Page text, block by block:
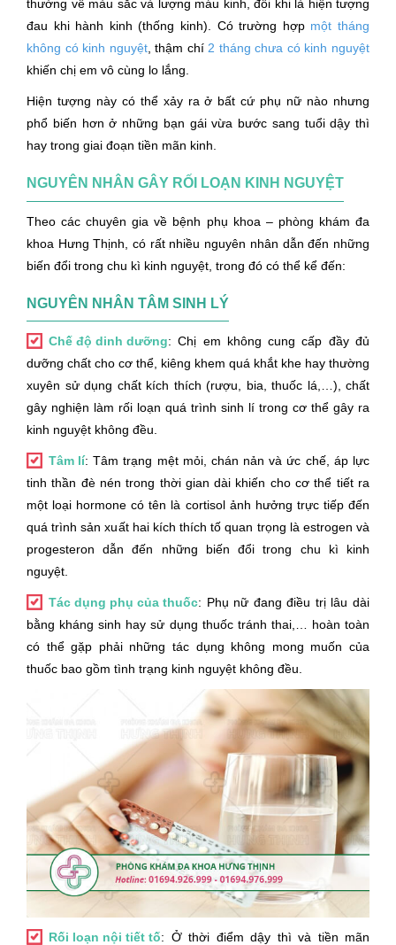
thường về màu sắc và lượng máu kinh, đôi khi là hiện tượng
đau khi hành kinh (thống kinh). Có trường hợp một tháng
không có kinh nguyệt, thậm chí 2 tháng chưa có kinh nguyệt
khiến chị em vô cùng lo lắng.
Hiện tượng này có thể xảy ra ở bất cứ phụ nữ nào nhưng
phổ biến hơn ở những bạn gái vừa bước sang tuổi dậy thì
hay trong giai đoạn tiền mãn kinh.
NGUYÊN NHÂN GÂY RỐI LOẠN KINH NGUYỆT
Theo các chuyên gia về bệnh phụ khoa – phòng khám đa
khoa Hưng Thịnh, có rất nhiều nguyên nhân dẫn đến những
biến đổi trong chu kì kinh nguyệt, trong đó có thể kể đến:
NGUYÊN NHÂN TÂM SINH LÝ
Chế độ dinh dưỡng: Chị em không cung cấp đầy đủ
dưỡng chất cho cơ thể, kiêng khem quá khắt khe hay thường
xuyên sử dụng chất kích thích (rượu, bia, thuốc lá,…), chất
gây nghiện làm rối loạn quá trình sinh lí trong cơ thể gây ra
kinh nguyệt không đều.
Tâm lí: Tâm trạng mệt mỏi, chán nản và ức chế, áp lực
tinh thần đè nén trong thời gian dài khiến cho cơ thể tiết ra
một loại hormone có tên là cortisol ảnh hưởng trực tiếp đến
quá trình sản xuất hai kích thích tố quan trọng là estrogen và
progesteron dẫn đến những biến đổi trong chu kì kinh
nguyệt.
Tác dụng phụ của thuốc: Phụ nữ đang điều trị lâu dài
bằng kháng sinh hay sử dụng thuốc tránh thai,… hoàn toàn
có thể gặp phải những tác dụng không mong muốn của
thuốc bao gồm tình trạng kinh nguyệt không đều.
Rối loạn nội tiết tố: Ở thời điểm dậy thì và tiền mãn